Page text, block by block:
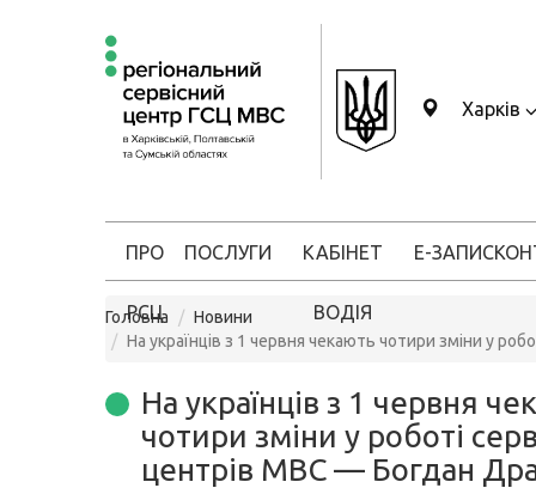
Харків
ПРО
РСЦ
ПОСЛУГИ КАБІНЕТ
ВОДІЯ
Е-ЗАПИС
Головна
Новини
На українців з 1 червня чекають чотири зміни у
На українців з 1 червня
чотири зміни у роботі
центрів МВС — Богдан